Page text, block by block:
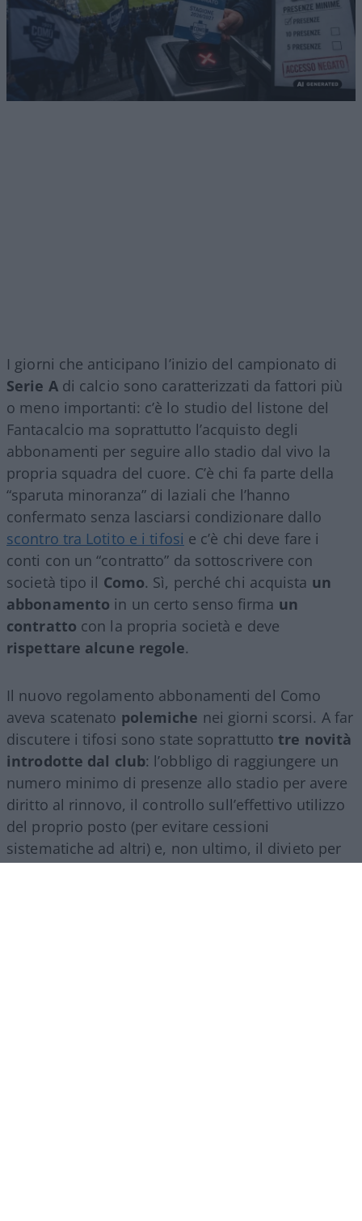
I giorni che anticipano l’inizio del campionato di
Serie Adi calcio sono caratterizzati da fattori più
o meno importanti: c’è lo studio del listone del
Fantacalcio ma soprattutto l’acquisto degli
abbonamenti per seguire allo stadio dal vivo la
propria squadra del cuore. C’è chi fa parte della
“sparuta minoranza” di laziali che l’hanno
confermato senza lasciarsi condizionare dallo
scontro tra Lotito e i tifosi e c’è chi deve fare i
conti con un “contratto” da sottoscrivere con
società tipo il Como. Sì, perché chi acquista un
abbonamento in un certo senso firma un
contratto con la propria società e deve
rispettare alcune regole.
Il nuovo regolamento abbonamenti del Como
aveva scatenato polemiche nei giorni scorsi. A far
discutere i tifosi sono state soprattutto tre novità
introdotte dal club: l’obbligo di raggiungere un
numero minimo di presenze allo stadio per avere
diritto al rinnovo, il controllo sull’effettivo utilizzo
del proprio posto (per evitare cessioni
sistematiche ad altri) e, non ultimo, il divieto per